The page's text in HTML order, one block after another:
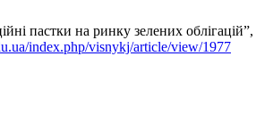
пастки на ринку зелених облігацій”,
index.php/visnykj/article/view/1977